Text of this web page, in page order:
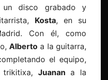
un disco grabado y
Kosta, en su
Con él, como
Alberto a la guitarra,
el equipo,
Juanan a la